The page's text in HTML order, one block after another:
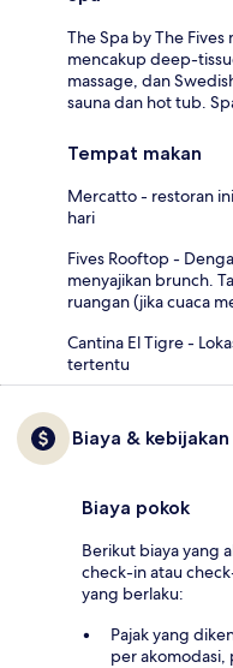
The Spa by The Fives
mencakup deep-
massage, dan
sauna dan hot tub.
Tempat makan
Mercatto - restoran
hari
Fives Rooftop -
menyajikan brunch.
ruangan (jika cuaca
Cantina El Tigre -
tertentu
Biaya & kebijakan
Biaya pokok
Berikut biaya yang
check-in atau
yang berlaku:
Pajak yang
per akomodasi,